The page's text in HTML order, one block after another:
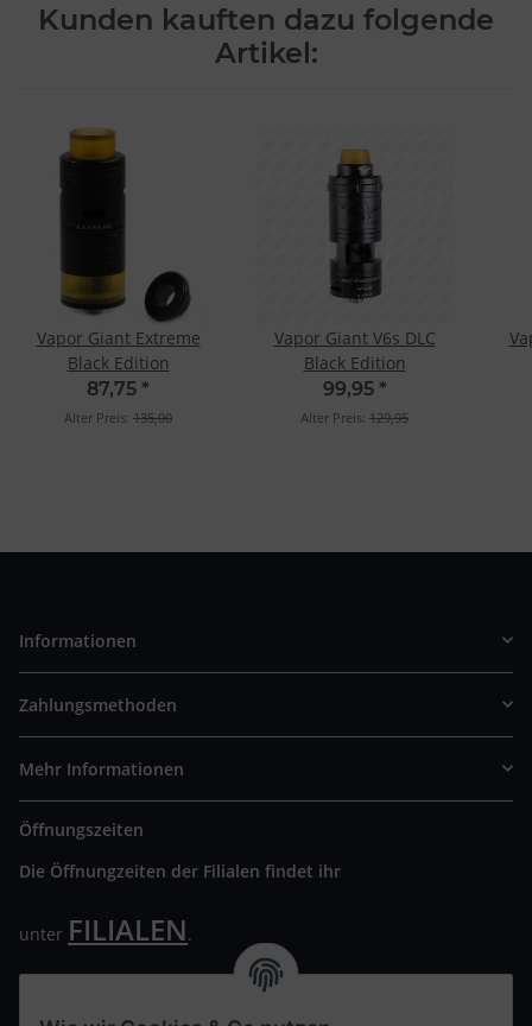
Kunden kauften dazu folgende
Artikel:
Vapor Giant Extreme
Black Edition
87,75 *
Alter Preis: 135,00
Vapor Giant V6s DLC
Black Edition
99,95 *
Alter Preis: 129,95
Informationen
Zahlungsmethoden
Mehr Informationen
Öffnungszeiten
Die Öffnungzeiten der Filialen findet ihr
unter FILIALEN.
Wir freuen uns auf Euren Besuch. Bitte beachtet die